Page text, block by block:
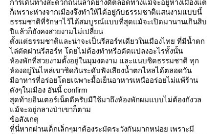
การเดินทางสะดวกถนนลาดยางดีตลอดทางแม้จะอยู่ห่างเมืองแต่
ก็เพราะห่างจากเมืองจึงทำให้ได้อยู่กับธรรมชาติแสนงามแบบนี้
ธรรมชาติที่รักษาไว้ได้สมบูรณ์แบบที่สุดแม้จะเปิดมานานเกินสิบ
ปีแล้วก็ยังคงสวยงามไม่เปลี่ยน
ตั้งแต่ธรรมชาติและน่าจะเป็นรีสอร์ทเดียวในเมืองไทย ที่มีน้ำตก
ไล่ตัดผ่านรีสอร์ท โดยไม่ต้องทำหรือดัดแปลงอะไรทั้งนั้น
ห้องพักที่สวยงามตั้งอยู่ในมุมงดงาม และแนบชิดธรรมชาติ ทุก
ห้องอยู่ในไหล่เขาชิดกันระดับฟังเสียงน้ำตกไหลได้ตลอดวัน
มีอาหารที่อร่อยโดยเฉพาะมื้อเย็นอาหารเหนืออร่อยไม่แพ้ร้าน
ดังๆในเมือง อันนี้ confirm
สุดท้ายอินเตอร์เน็ตดีครับมีใช้มาถึงห้องพักผมแบบไม่ต้องกังวล
ม้จะอยู่กลางป่าเขาก็ตาม
ข้อสังเกตุ
ที่นี่หากผ่านเด็กเล็กๆมาต้องระมัดระวังกันมากหน่อย เพราะมี